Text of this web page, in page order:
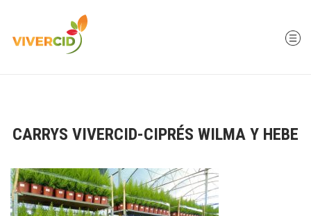
CARRYS VIVERCID-CIPRÉS WILMA Y HEBE